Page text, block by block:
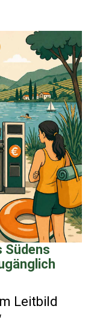
Südens
Leitbild